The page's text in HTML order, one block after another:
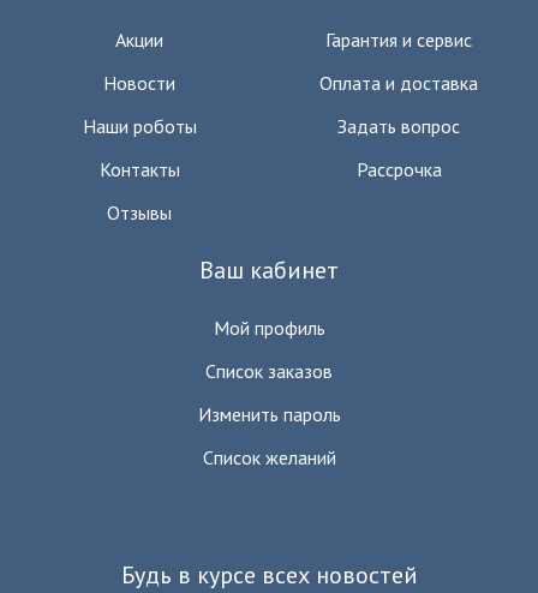
Акции
Новости
Наши роботы
Контакты
Отзывы
Гарантия и сервис
Оплата и доставка
Задать вопрос
Рассрочка
Ваш кабинет
Мой профиль
Список заказов
Изменить пароль
Список желаний
Будь в курсе всех новостей